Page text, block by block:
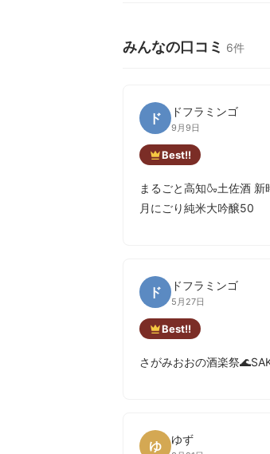
みんなの口コミ 6件
ド ドフラミンゴ
9月9日
Best!!
まるごと高知🍶土佐酒
月にごり純米大吟醸50
ド ドフラミンゴ
5月27日
Best!!
さがみおおの酒楽祭
ゆ ゆず